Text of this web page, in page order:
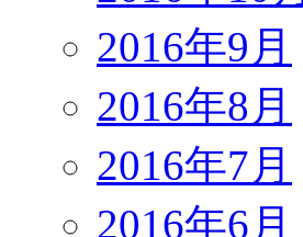
2016年9月
2016年8月
2016年7月
2016年6月